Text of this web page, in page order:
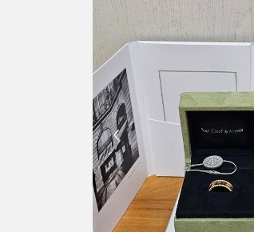
Previous slide